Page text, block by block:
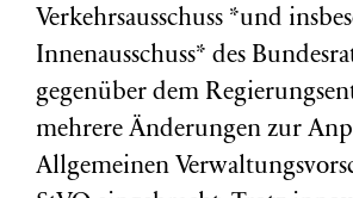
Verkehrsausschuss *und
Innenausschuss* des
gegenüber dem
mehrere Änderungen zur
Allgemeinen